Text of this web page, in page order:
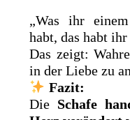
„Was ihr
habt, das habt
Das zeigt:
in der Liebe zu
Fazit:
Die Schafe